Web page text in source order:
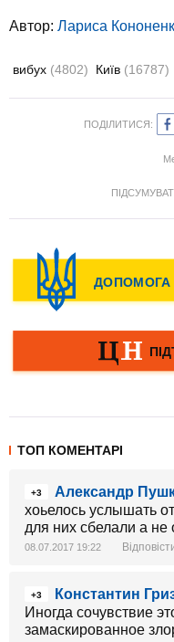
Автор: Лариса
вибух (4802) Київ (16787)
ПОДІЛИТИСЯ:
ТОП КОМЕНТАРІ
+3
Александр
хоьелось услышать
для них сбелали а не
08.07.2017 19:22
+3
Константин
Иногда сочувствие
замаскированное